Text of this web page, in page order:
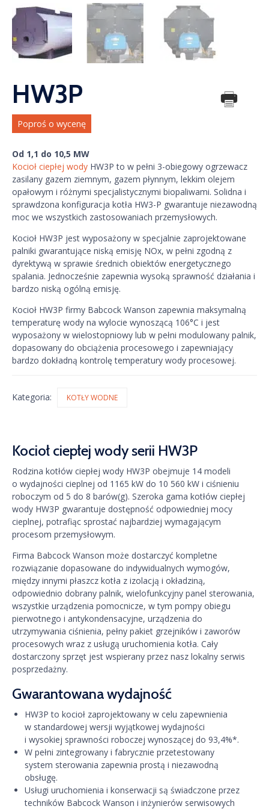
HW3P
Poproś o wycenę
Od 1,1 do 10,5 MW
Kocioł ciepłej wody HW3P to w pełni 3-obiegowy ogrzewacz
zasilany gazem ziemnym, gazem płynnym, lekkim olejem
opałowym i różnymi specjalistycznymi biopaliwami. Solidna i
sprawdzona konfiguracja kotła HW3-P gwarantuje niezawodną
moc we wszystkich zastosowaniach przemysłowych.
Kocioł HW3P jest wyposażony w specjalnie zaprojektowane
palniki gwarantujące niską emisję NOx, w pełni zgodną z
dyrektywą w sprawie średnich obiektów energetycznego
spalania. Jednocześnie zapewnia wysoką sprawność działania i
bardzo niską ogólną emisję.
Kocioł HW3P firmy Babcock Wanson zapewnia maksymalną
temperaturę wody na wylocie wynoszącą 106°C i jest
wyposażony w wielostopniowy lub w pełni modulowany palnik,
dopasowany do obciążenia procesowego i zapewniający
bardzo dokładną kontrolę temperatury wody procesowej.
Kategoria: KOTŁY WODNE
Kocioł ciepłej wody serii HW3P
Rodzina kotłów ciepłej wody HW3P obejmuje 14 modeli
o wydajności cieplnej od 1165 kW do 10 560 kW i ciśnieniu
roboczym od 5 do 8 barów(g). Szeroka gama kotłów ciepłej
wody HW3P gwarantuje dostępność odpowiedniej mocy
cieplnej, potrafiąc sprostać najbardziej wymagającym
procesom przemysłowym.
Firma Babcock Wanson może dostarczyć kompletne
rozwiązanie dopasowane do indywidualnych wymogów,
między innymi płaszcz kotła z izolacją i okładziną,
odpowiednio dobrany palnik, wielofunkcyjny panel sterowania,
wszystkie urządzenia pomocnicze, w tym pompy obiegu
pierwotnego i antykondensacyjne, urządzenia do
utrzymywania ciśnienia, pełny pakiet grzejników i zaworów
procesowych wraz z usługą uruchomienia kotła. Cały
dostarczony sprzęt jest wspierany przez nasz lokalny serwis
posprzedażny.
Gwarantowana wydajność
HW3P to kocioł zaprojektowany w celu zapewnienia
w standardowej wersji wyjątkowej wydajności
i wysokiej sprawności roboczej wynoszącej do 93,4%*.
W pełni zintegrowany i fabrycznie przetestowany
system sterowania zapewnia prostą i niezawodną
obsługę.
Usługi uruchomienia i konserwacji są świadczone przez
techników Babcock Wanson i inżynierów serwisowych